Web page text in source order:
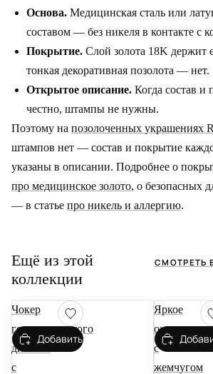
Основа.Медицинская сталь или
составом — без никеля в контакте с
Покрытие.Слой золота 18K держит
тонкая декоративная позолота — нет.
Открытое описание.Когда состав и
честно, штампы не нужны.
Поэтому на позолоченных украшениях
штампов нет — состав и покрытие
указаны в описании. Подробнее о
про медицинское золото, о безопасных
— в статье про никель и аллергию.
Ещё из этой
коллекции
СМОТРЕТЬ
Чокер
геометрического
дизайна
с
Добавить
Яркое
ожерелье
с
жемчугом